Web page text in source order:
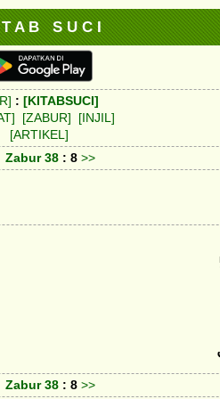
A B S U C I
: [KITABSUCI]
[ZABUR]
[INJIL]
[ARTIKEL]
Zabur 38 : 8 >>
Zabur 38 : 8 >>